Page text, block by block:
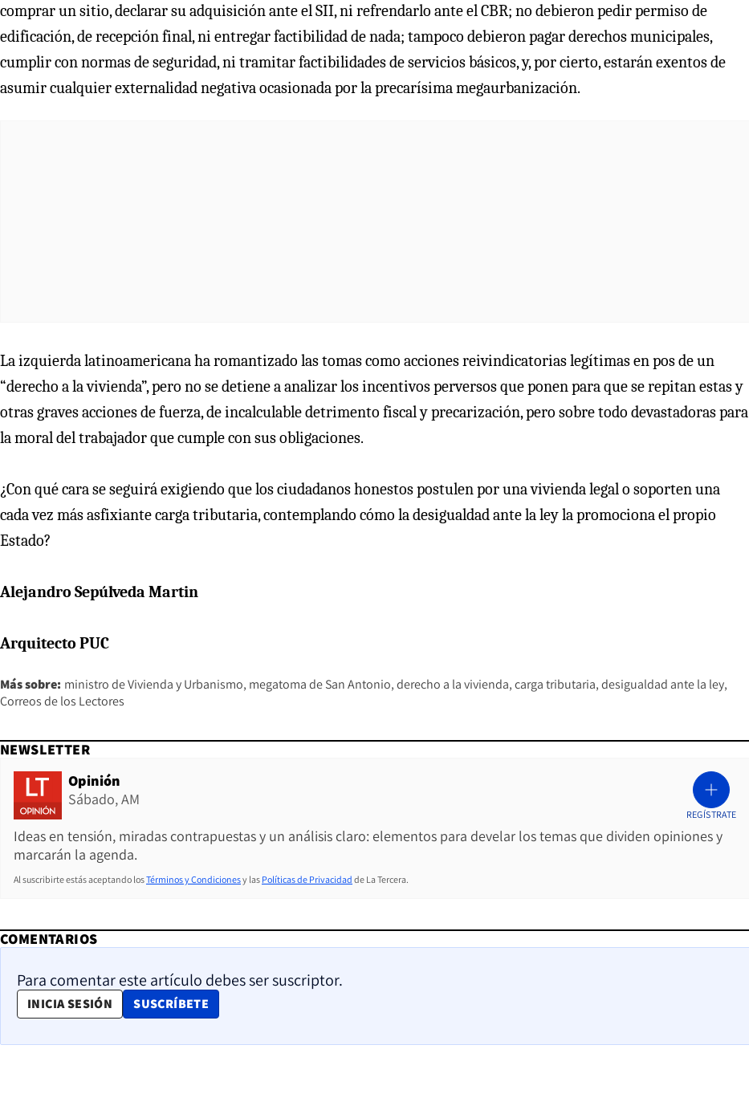
comprar un sitio, declarar su adquisición ante el SII, ni refrendarlo ante el CBR; no debieron pedir permiso de
edificación, de recepción final, ni entregar factibilidad de nada; tampoco debieron pagar derechos municipales,
cumplir con normas de seguridad, ni tramitar factibilidades de servicios básicos, y, por cierto, estarán exentos de
asumir cualquier externalidad negativa ocasionada por la precarísima megaurbanización.
La izquierda latinoamericana ha romantizado las tomas como acciones reivindicatorias legítimas en pos de un
“derecho a la vivienda”, pero no se detiene a analizar los incentivos perversos que ponen para que se repitan estas y
otras graves acciones de fuerza, de incalculable detrimento fiscal y precarización, pero sobre todo devastadoras para
la moral del trabajador que cumple con sus obligaciones.
¿Con qué cara se seguirá exigiendo que los ciudadanos honestos postulen por una vivienda legal o soporten una
cada vez más asfixiante carga tributaria, contemplando cómo la desigualdad ante la ley la promociona el propio
Estado?
Alejandro Sepúlveda Martin
Arquitecto PUC
Más sobre: ministro de Vivienda y Urbanismo megatoma de San Antonio derecho a la vivienda carga tributaria desigualdad ante la ley
Correos de los Lectores
NEWSLETTER
Opinión
Sábado, AM
Ideas en tensión, miradas contrapuestas y un análisis claro: elementos para develar los temas que dividen opiniones y
marcarán la agenda.
REGÍSTRATE
Al suscribirte estás aceptando losTérminos y Condicionesy las Políticas de Privacidad de La Tercera.
COMENTARIOS
Para comentar este artículo debes ser suscriptor.
INICIA SESIÓN SUSCRÍBETE
OPENS IN NEW WINDOW